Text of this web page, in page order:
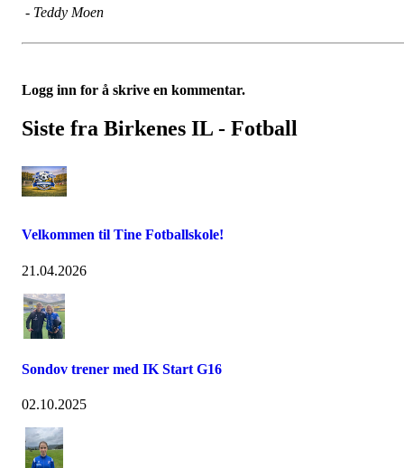
- Teddy Moen
Logg inn for å skrive en kommentar.
Siste fra Birkenes IL - Fotball
Velkommen til Tine Fotballskole!
21.04.2026
Sondov trener med IK Start G16
02.10.2025